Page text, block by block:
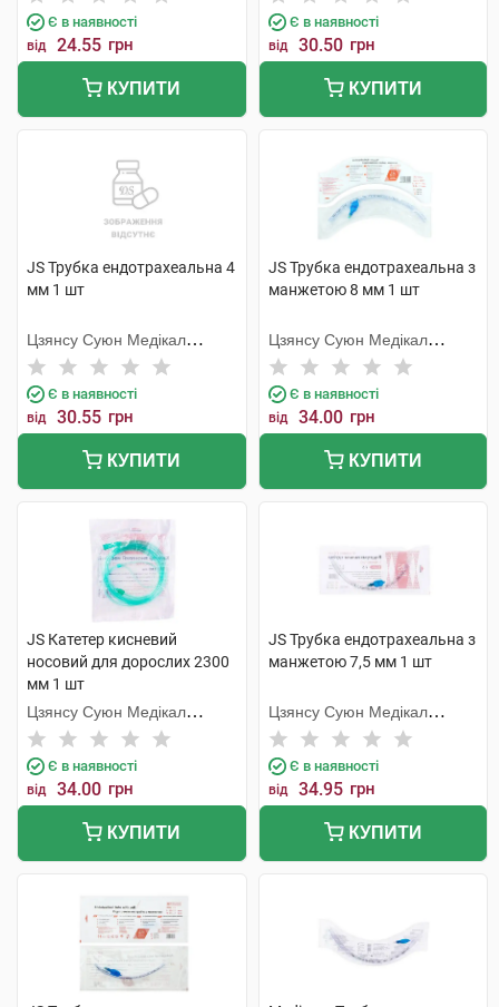
Є в наявності
від 24.55 грн
КУПИТИ
Є в наявності
від 30.50 грн
КУПИТИ
JS Трубка ендотрахеальна 4
мм 1 шт
Цзянсу Суюн Медікал
Метіріалс
Є в наявності
від 30.55 грн
КУПИТИ
JS Трубка ендотрахеальна з
манжетою 8 мм 1 шт
Цзянсу Суюн Медікал
Метіріалс
Є в наявності
від 34.00 грн
КУПИТИ
JS Катетер кисневий
носовий для дорослих 2300
мм 1 шт
Цзянсу Суюн Медікал
Метіріалс
Є в наявності
від 34.00 грн
КУПИТИ
JS Трубка ендотрахеальна з
манжетою 7,5 мм 1 шт
Цзянсу Суюн Медікал
Метіріалс
Є в наявності
від 34.95 грн
КУПИТИ